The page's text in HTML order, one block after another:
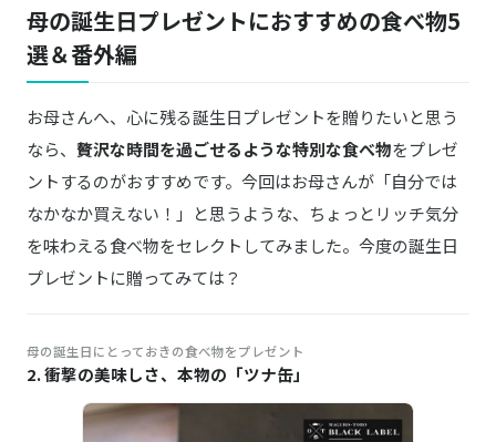
母の誕生日プレゼントにおすすめの食べ物5
選＆番外編
お母さんへ、心に残る誕生日プレゼントを贈りたいと思う
なら、 贅沢な時間を過ごせるような特別な食べ物をプレゼ
ントするのがおすすめです。今回はお母さんが「自分では
なかなか買えない！」と思うような、ちょっとリッチ気分
を味わえる食べ物をセレクトしてみました。今度の誕生日
プレゼントに贈ってみては？
母の誕生日にとっておきの食べ物をプレゼント
2. 衝撃の美味しさ、本物の「ツナ缶」